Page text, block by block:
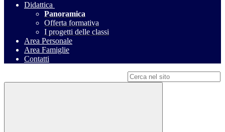
Didattica
Panoramica
Offerta formativa
I progetti delle classi
Area Personale
Area Famiglie
Contatti